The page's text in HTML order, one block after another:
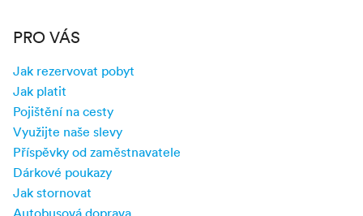
PRO VÁS
Jak rezervovat pobyt
Jak platit
Pojištění na cesty
Využijte naše slevy
Příspěvky od zaměstnavatele
Dárkové poukazy
Jak stornovat